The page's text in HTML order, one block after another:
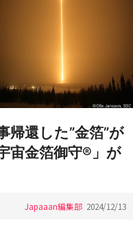
帰還した”金箔”が
宙金箔御守®」が
Japaaan編集部 2024/12/13